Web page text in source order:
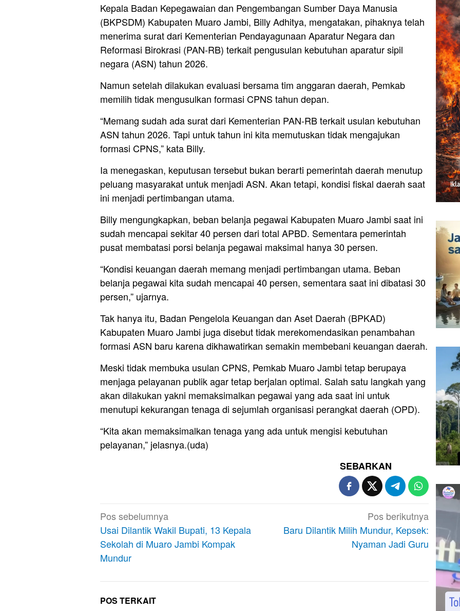
Kepala Badan Kepegawaian dan Pengembangan Sumber Daya Manusia
(BKPSDM) Kabupaten Muaro Jambi, Billy Adhitya, mengatakan, pihaknya telah
menerima surat dari Kementerian Pendayagunaan Aparatur Negara dan
Reformasi Birokrasi (PAN-RB) terkait pengusulan kebutuhan aparatur sipil
negara (ASN) tahun 2026.
Namun setelah dilakukan evaluasi bersama tim anggaran daerah, Pemkab
memilih tidak mengusulkan formasi CPNS tahun depan.
“Memang sudah ada surat dari Kementerian PAN-RB terkait usulan kebutuhan
ASN tahun 2026. Tapi untuk tahun ini kita memutuskan tidak mengajukan
formasi CPNS,” kata Billy.
Ia menegaskan, keputusan tersebut bukan berarti pemerintah daerah menutup
peluang masyarakat untuk menjadi ASN. Akan tetapi, kondisi fiskal daerah saat
ini menjadi pertimbangan utama.
Billy mengungkapkan, beban belanja pegawai Kabupaten Muaro Jambi saat ini
sudah mencapai sekitar 40 persen dari total APBD. Sementara pemerintah
pusat membatasi porsi belanja pegawai maksimal hanya 30 persen.
“Kondisi keuangan daerah memang menjadi pertimbangan utama. Beban
belanja pegawai kita sudah mencapai 40 persen, sementara saat ini dibatasi 30
persen,” ujarnya.
Tak hanya itu, Badan Pengelola Keuangan dan Aset Daerah (BPKAD)
Kabupaten Muaro Jambi juga disebut tidak merekomendasikan penambahan
formasi ASN baru karena dikhawatirkan semakin membebani keuangan daerah.
Meski tidak membuka usulan CPNS, Pemkab Muaro Jambi tetap berupaya
menjaga pelayanan publik agar tetap berjalan optimal. Salah satu langkah yang
akan dilakukan yakni memaksimalkan pegawai yang ada saat ini untuk
menutupi kekurangan tenaga di sejumlah organisasi perangkat daerah (OPD).
“Kita akan memaksimalkan tenaga yang ada untuk mengisi kebutuhan
pelayanan,” jelasnya.(uda)
SEBARKAN
Navigasi
pos
Pos sebelumnya
Usai Dilantik Wakil Bupati, 13 Kepala
Sekolah di Muaro Jambi Kompak
Mundur
Pos berikutnya
Baru Dilantik Milih Mundur, Kepsek:
Nyaman Jadi Guru
POS TERKAIT